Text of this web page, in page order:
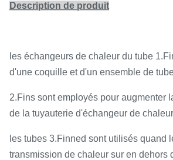
Description de produit
les échangeurs de chaleur du tube
d'une coquille et d'un ensemble de
2.Fins sont employés pour augmenter
de la tuyauterie d'échangeur de
les tubes 3.Finned sont utilisés quand
transmission de chaleur sur en dehors